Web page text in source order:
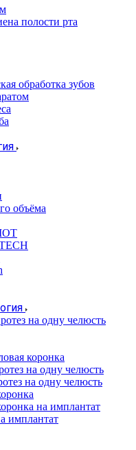
полости рта
обработка зубов
объёма
на одну челюсть
коронка
на одну челюсть
на одну челюсть
на имплантат
имплантат